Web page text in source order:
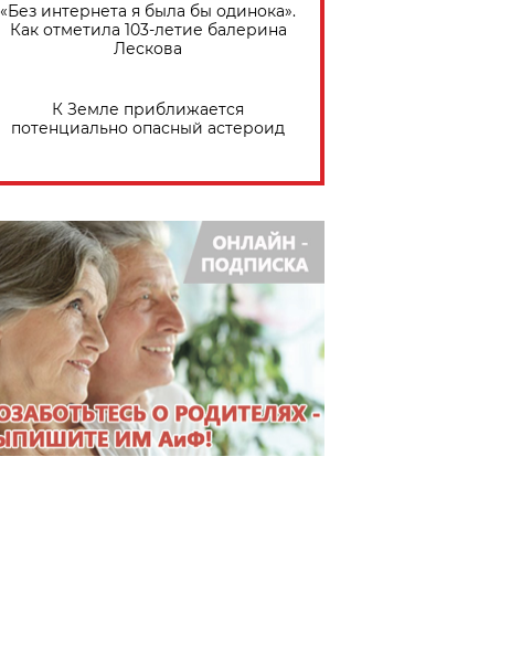
«Без интернета я была бы одинока».
Как отметила 103-летие балерина
Лескова
К Земле приближается
потенциально опасный астероид